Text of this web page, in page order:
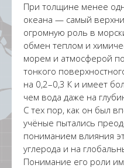
При толщине менее
океана — самый
огромную роль в
обмен теплом и
морем и атмосферой
тонкого
на 0,2–0,3 К и имеет
чем вода даже на
С тех пор, как он был
учёные пытались
пониманием влияния
углерода и на
Понимание его роли